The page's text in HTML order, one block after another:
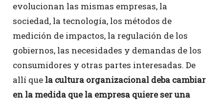
evolucionan las mismas empresas, la
sociedad, la tecnología, los métodos de
medición de impactos, la regulación de los
gobiernos, las necesidades y demandas de los
consumidores y otras partes interesadas. De
allí que la cultura organizacional deba cambiar
en la medida que la empresa quiere ser una